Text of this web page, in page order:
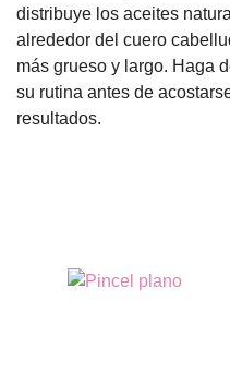
distribuye los aceites
alrededor del cuero
más grueso y largo. Haga
su rutina antes de
resultados.